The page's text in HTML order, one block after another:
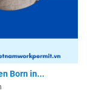
Born in...